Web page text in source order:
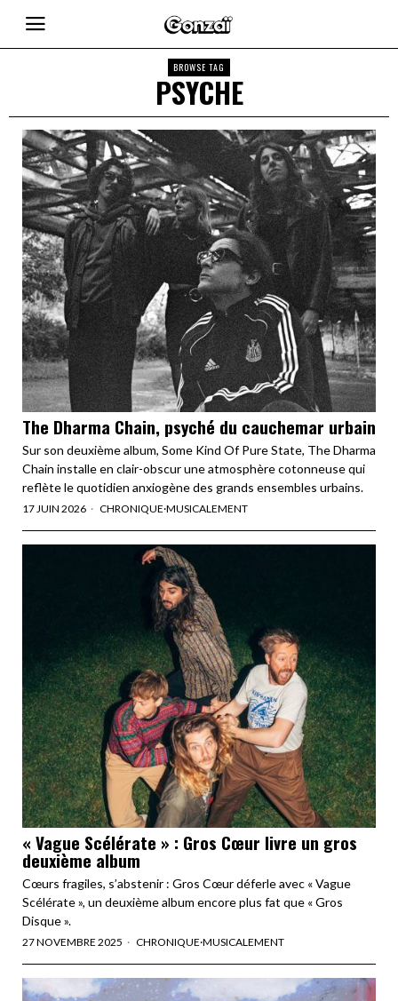
BROWSE TAG
PSYCHE
The Dharma Chain, psyché du cauchemar urbain
Sur son deuxième album, Some Kind Of Pure State, The Dharma
Chain installe en clair-obscur une atmosphère cotonneuse qui
reflète le quotidien anxiogène des grands ensembles urbains.
17 JUIN 2026 CHRONIQUE·MUSICALEMENT
« Vague Scélérate » : Gros Cœur livre un gros
deuxième album
Cœurs fragiles, s’abstenir : Gros Cœur déferle avec « Vague
Scélérate », un deuxième album encore plus fat que « Gros
Disque ».
27 NOVEMBRE 2025 CHRONIQUE·MUSICALEMENT